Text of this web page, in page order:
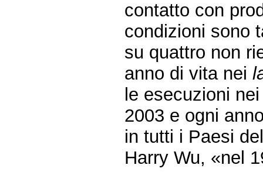
contatto con
condizioni sono
su quattro non
anno di vita nei
le esecuzioni
2003 e ogni
in tutti i Paesi
Harry Wu, «nel